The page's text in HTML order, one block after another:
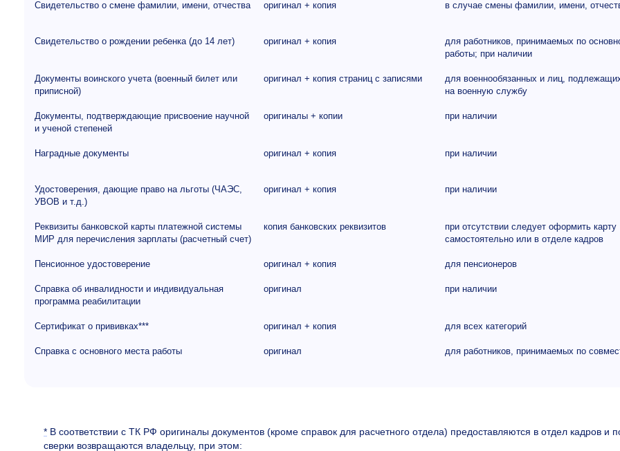
Свидетельство о смене фамилии, имени, отчества оригинал + копия в случае смены фамилии, имени,
Свидетельство о рождении ребенка (до 14 лет) оригинал + копия
для работников, принимаемых по
работы; при наличии
Документы воинского учета (военный билет или
приписной)
оригинал + копия страниц с записями
для военнообязанных и лиц,
на военную службу
Документы, подтверждающие присвоение научной
и ученой степеней
оригиналы + копии при наличии
Наградные документы оригинал + копия при наличии
Удостоверения, дающие право на льготы (ЧАЭС,
УВОВ и т.д.)
оригинал + копия при наличии
Реквизиты банковской карты платежной системы
МИР для перечисления зарплаты (расчетный счет)
копия банковских реквизитов
при отсутствии следует оформить карту
самостоятельно или в отделе кадров
Пенсионное удостоверение оригинал + копия для пенсионеров
Справка об инвалидности и индивидуальная
программа реабилитации
оригинал при наличии
Сертификат о прививках*** оригинал + копия для всех категорий
Справка с основного места работы оригинал для работников, принимаемых по
* В соответствии с ТК РФ оригиналы документов (кроме справок для расчетного отдела) предоставляются в отдел кадров и
сверки возвращаются владельцу, при этом: